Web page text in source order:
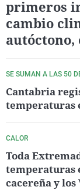
primeros
cambio
SE SUMAN A LAS 50
Cantabria
temperaturas
CALOR
Toda
temperaturas
cacereña y los